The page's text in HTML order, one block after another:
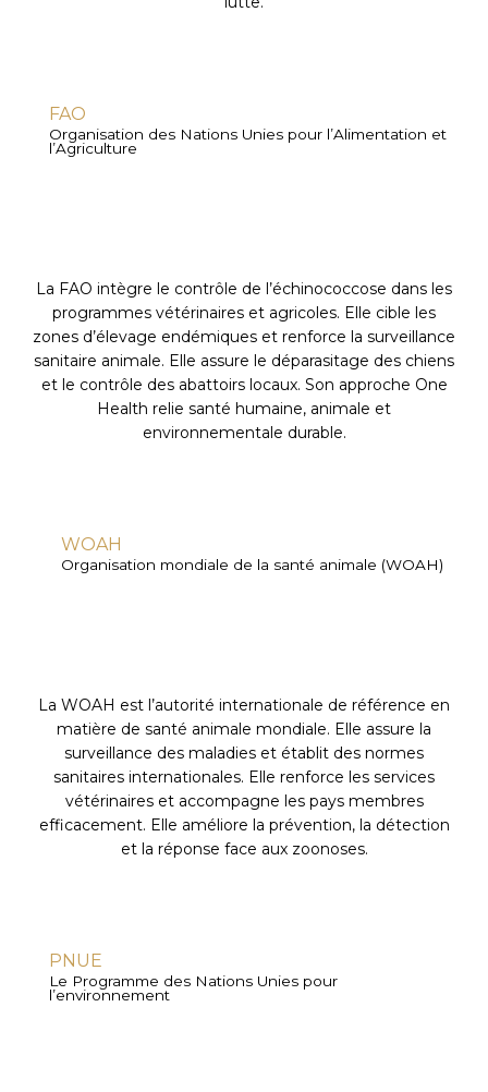
FAO
Organisation des Nations Unies pour l’Alimentation et
l’Agriculture
La FAO intègre le contrôle de l’échinococcose dans les
programmes vétérinaires et agricoles. Elle cible les
zones d’élevage endémiques et renforce la surveillance
sanitaire animale. Elle assure le déparasitage des chiens
et le contrôle des abattoirs locaux. Son approche One
Health relie santé humaine, animale et
environnementale durable.
WOAH
Organisation mondiale de la santé animale (WOAH)
La WOAH est l’autorité internationale de référence en
matière de santé animale mondiale. Elle assure la
surveillance des maladies et établit des normes
sanitaires internationales. Elle renforce les services
vétérinaires et accompagne les pays membres
efficacement. Elle améliore la prévention, la détection
et la réponse face aux zoonoses.
PNUE
Le Programme des Nations Unies pour
l’environnement